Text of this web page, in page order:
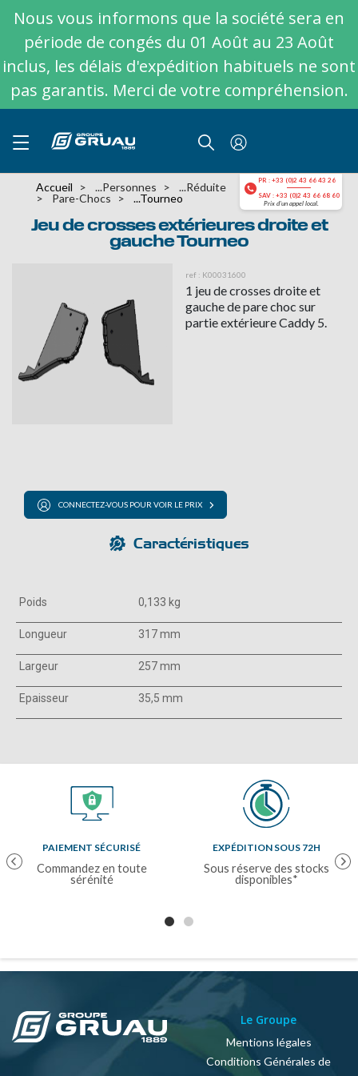
Nous vous informons que la société sera en
période de congés du 01 Août au 23 Août
inclus, les délais d'expédition habituels ne sont
pas garantis. Merci de votre compréhension.
PR : +33 (0)2 43 66 43 26
SAV : +33 (0)2 43 66 68 60
Prix d'un appel local.
Accueil ...personnes
...réduite
Pare-Chocs
...Tourneo
Jeu de crosses extérieures droite et
gauche Tourneo
ref : K00031600
1 jeu de crosses droite et
gauche de pare choc sur
partie extérieure Caddy 5.
CONNECTEZ-VOUS POUR VOIR LE PRIX
Caractéristiques
Poids 0,133 kg
Longueur 317 mm
Largeur 257 mm
Epaisseur 35,5 mm
PreviousPAIEMENT SÉCURISÉ
Commandez en toute
sérénité
EXPÉDITION SOUS 72H
Sous réserve des stocks
disponibles*
Le Groupe
Mentions légales
Conditions Générales de